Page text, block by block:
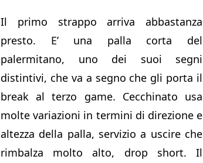
Il primo strappo arriva abbastanza
presto. E’ una palla corta del
palermitano, uno dei suoi segni
distintivi, che va a segno che gli porta il
break al terzo game. Cecchinato usa
molte variazioni in termini di direzione e
altezza della palla, servizio a uscire che
rimbalza molto alto, drop short. Il